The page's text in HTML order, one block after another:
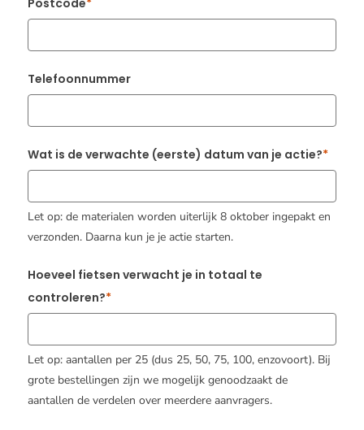
Postcode
Telefoonnummer
Wat is de verwachte (eerste) datum van je actie?
Let op: de materialen worden uiterlijk 8 oktober ingepakt en
verzonden. Daarna kun je je actie starten.
Hoeveel fietsen verwacht je in totaal te
controleren?
Let op: aantallen per 25 (dus 25, 50, 75, 100, enzovoort). Bij
grote bestellingen zijn we mogelijk genoodzaakt de
aantallen de verdelen over meerdere aanvragers.